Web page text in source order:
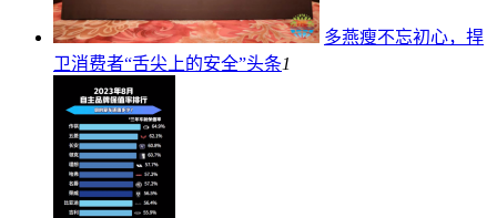
多燕瘦不忘初心，捍
卫消费者“舌尖上的安全”头条1